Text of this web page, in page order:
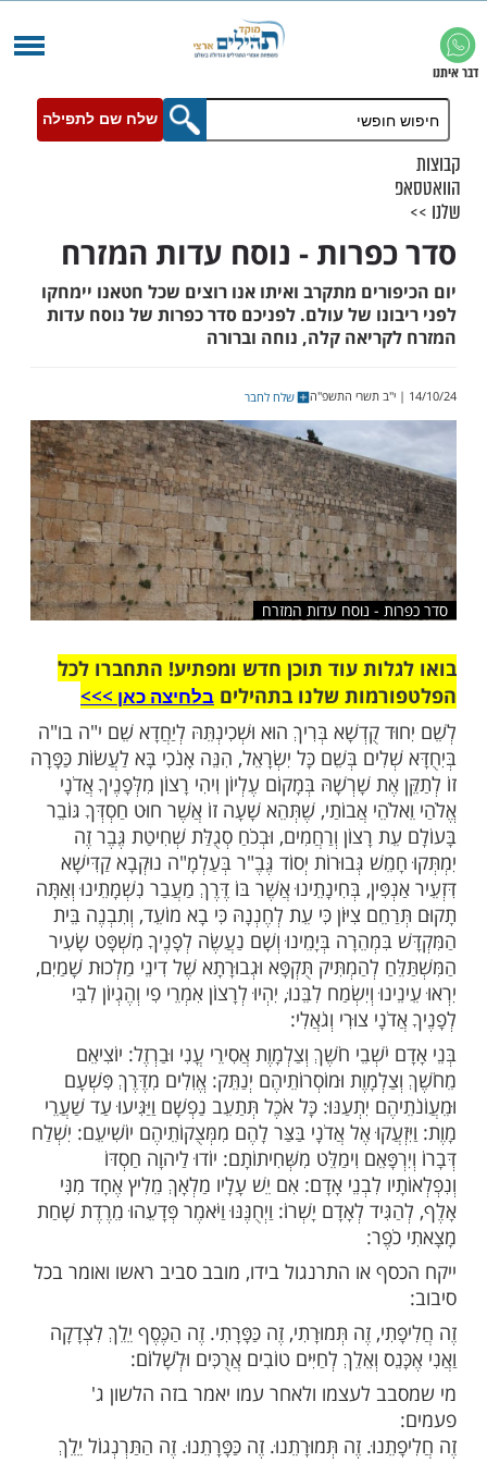
שלח שם לתפילה
- נוסח עדות המזרח
של עולם. לפניכם סדר כפרות של נוסח עדות
קלה, נוחה וברורה
שלח לחבר
- נוסח עדות המזרח
עוד תוכן חדש ומפתיע! התחברו לכל
שלנו בתהיליםבלחיצה כאן >>>​
קֻדְשָׁא בְּרִיךְ הוּא וּשְׁכִינְתֵּהּ לְיַחֲדָא שֵׁם י"ה בו"ה
בְּשֵׁם כָּל יִשְׂרָאֵל, הִנֵּה אָנֹכִי בָּא לַעֲשׂוֹת כַּפָּרָה
שָׁרְשָׁהּ בְּמָקוֹם עֶלְיוֹן וִיהִי רָצוֹן מִלְּפָנֶיךָ אֲדֹנָי
אֲבוֹתַי, שֶׁתְּהֵא שָׁעָה זוֹ אֲשֶׁר חוּט חַסְדְּךָ גּוֹבֵר
רָצוֹן וְרַחֲמִים, וּבְכֹחַ סְגֻלַּת שְׁחִיטַת גֶּבֶר זֶה
גְּבוּרוֹת יְסוֹד גֶּבֶ"ר בְּעַלְמָ"ה נוּקְבָא קַדִּישָׁא
בְּחִינָתֵינוּ אֲשֶׁר בּוֹ דֶּרֶךְ מַעֲבַר נִשְׁמָתֵינוּ וְאַתָּה
צִיּוֹן כִּי עֵת לְחֶנְנָהּ כִּי בָא מוֹעֵד, וְתִבְנֶה בֵּית
בְּיָמֵינוּ וְשָׁם נַעֲשֶׂה לְפָנֶיךָ מִשְׁפָּט שָׂעִיר
תֻּקְפָּא וּגְבוּרָתָא שֶׁל דִינֵי מַלְכוּת שָׁמַיִם,
וְיִשְׂמַח לִבֵּנוּ, יִהְיוּ לְרָצוֹן אִמְרֵי פִי וְהֶגְיוֹן לִבִּי
צוּרִי וְגֹאֲלִי:
חֹשֶׁךְ וְצַלְמָוֶת אֲסִירֵי עֳנִי וּבַרְזֶל: יוֹצִיאֵם
וּמוֹסְרוֹתֵיהֶם יְנַתֵּק: אֱוִלִים מִדֶּרֶךְ פִּשְׁעָם
יִתְעַנּוּ: כָּל אֹכֶל תְּתַעֵב נַפְשָׁם וַיַּגִּיעוּ עַד שַׁעֲרֵי
אֶל אֲדֹנָי בַּצַּר לָהֶם מִמְּצֻקוֹתֵיהֶם יוֹשִׁיעֵם: יִשְׁלַח
וִימַלֵּט מִשְּׁחִיתוֹתָם: יוֹדוּ לַיהוָה חַסְדּוֹ